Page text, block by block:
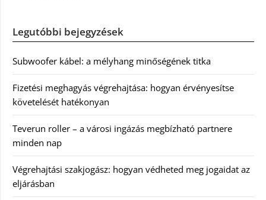
Legutóbbi bejegyzések
Subwoofer kábel: a mélyhang minőségének titka
Fizetési meghagyás végrehajtása: hogyan érvényesítse
követelését hatékonyan
Teverun roller – a városi ingázás megbízható partnere
minden nap
Végrehajtási szakjogász: hogyan védheted meg jogaidat az
eljárásban